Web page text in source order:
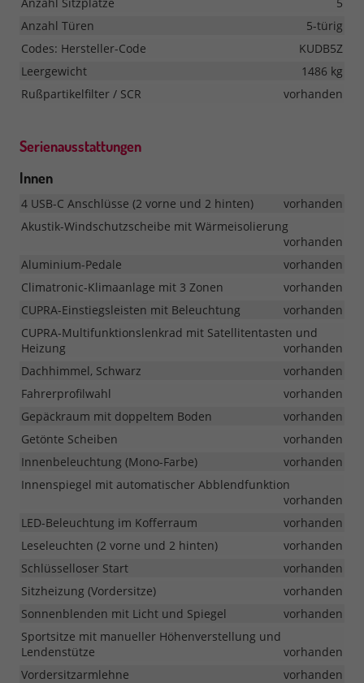
Anzahl Türen
5-türig
Codes: Hersteller-Code
KUDB5Z
Leergewicht
1486 kg
Rußpartikelfilter / SCR
vorhanden
Serienausstattungen
Innen
4 USB-C Anschlüsse (2 vorne und 2 hinten)
vorhanden
Akustik-Windschutzscheibe mit Wärmeisolierung
vorhanden
Aluminium-Pedale
vorhanden
Climatronic-Klimaanlage mit 3 Zonen
vorhanden
CUPRA-Einstiegsleisten mit Beleuchtung
vorhanden
CUPRA-Multifunktionslenkrad mit Satellitentasten und
Heizung
vorhanden
Dachhimmel, Schwarz
vorhanden
Fahrerprofilwahl
vorhanden
Gepäckraum mit doppeltem Boden
vorhanden
Getönte Scheiben
vorhanden
Innenbeleuchtung (Mono-Farbe)
vorhanden
Innenspiegel mit automatischer Abblendfunktion
vorhanden
LED-Beleuchtung im Kofferraum
vorhanden
Leseleuchten (2 vorne und 2 hinten)
vorhanden
Schlüsselloser Start
vorhanden
Sitzheizung (Vordersitze)
vorhanden
Sonnenblenden mit Licht und Spiegel
vorhanden
Sportsitze mit manueller Höhenverstellung und
Lendenstütze
vorhanden
Vordersitzarmlehne
vorhanden